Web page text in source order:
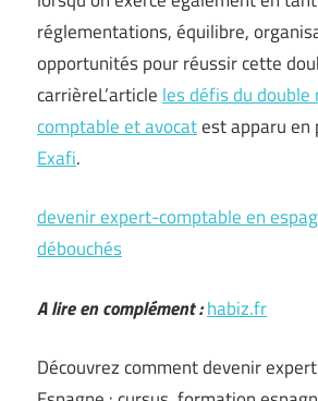
réglementations, équilibre,
opportunités pour réussir cette
carrièreL’article les défis du
comptable et avocatest apparu en
Exafi.
devenir expert-comptable en
débouchés
A lire en complément :habiz.fr
Découvrez comment devenir